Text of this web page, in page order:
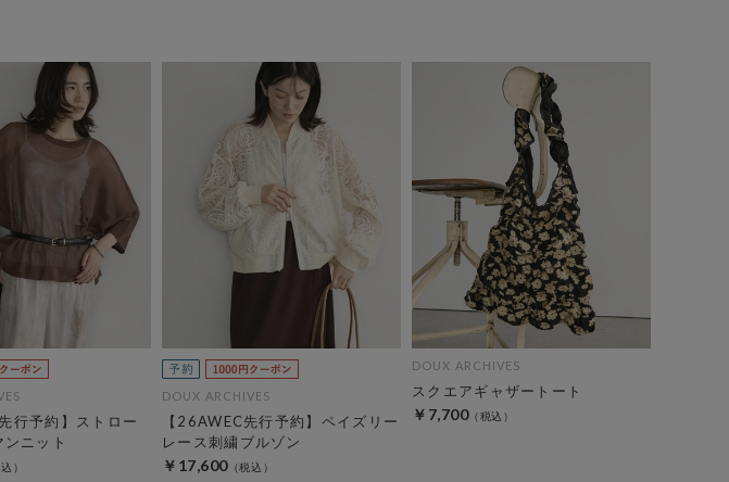
行予約】ストロー
ニット
DOUX ARCHIVES
【26AWEC先行予約】ペイズリー
レース刺繍ブルゾン
￥17,600
DOUX ARCHIVES
スクエアギャザートート
￥7,700